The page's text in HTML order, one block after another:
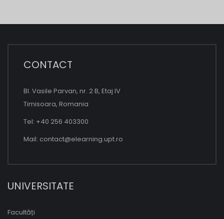
CONTACT
Bl. Vasile Parvan, nr. 2 B, Etaj IV
Timisoara, Romania
Tel: +40 256 403300
Mail: contact@elearning.upt.ro
UNIVERSITATE
Facultăți